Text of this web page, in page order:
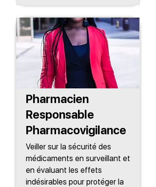
Pharmacien
Responsable
Pharmacovigilance
Veiller sur la sécurité des
médicaments en surveillant et
en évaluant les effets
indésirables pour protéger la